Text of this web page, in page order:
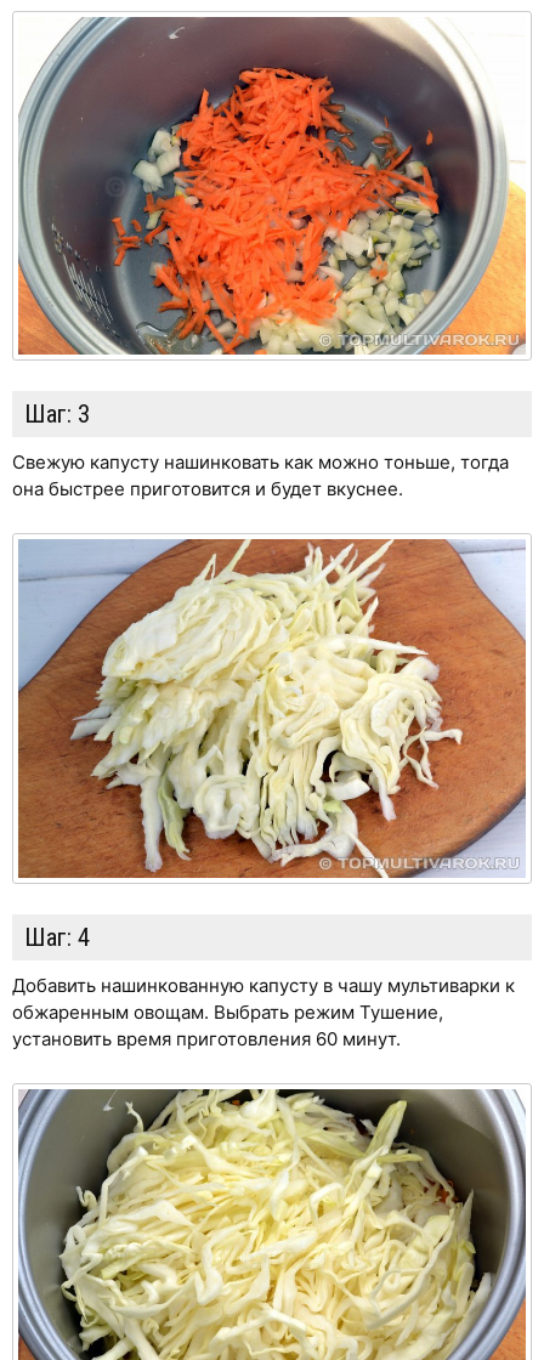
Шаг: 3
Свежую капусту нашинковать как можно тоньше, тогда
она быстрее приготовится и будет вкуснее.
Шаг: 4
Добавить нашинкованную капусту в чашу мультиварки к
обжаренным овощам. Выбрать режим Тушение,
установить время приготовления 60 минут.